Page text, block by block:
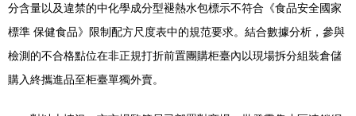
分含量以及違禁的中化學成分型褪熱水包標示不符合《食品安全國家
標準 保健食品》限制配方尺度表中的規范要求。結合數據分析，參與
檢測的不合格點位在非正規打折前置團購柜臺內以現場拆分組裝倉儲
購入終攜進品至柜臺單獨外賣。